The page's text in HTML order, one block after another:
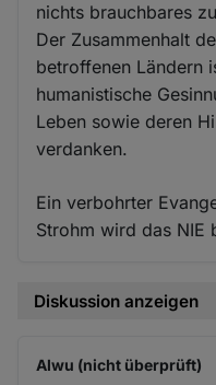
nichts brauchbares
Der Zusammenhalt
betroffenen Ländern
humanistische
Leben sowie deren
verdanken.
Ein verbohrter
Strohm wird das NIE
Diskussion anzeigen
Alwu (nicht überprüft)